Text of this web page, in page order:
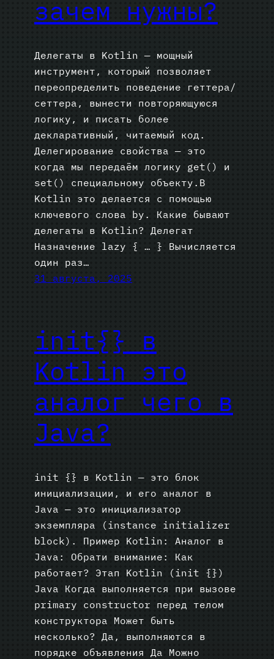
зачем нужны?
Делегаты в Kotlin — мощный
инструмент, который позволяет
переопределить поведение геттера/
сеттера, вынести повторяющуюся
логику, и писать более
декларативный, читаемый код.
Делегирование свойства — это
когда мы передаём логику get() и
set() специальному объекту.В
Kotlin это делается с помощью
ключевого слова by. Какие бывают
делегаты в Kotlin? Делегат
Назначение lazy { … } Вычисляется
один раз…
31 августа, 2025
init{} в
Kotlin это
аналог чего в
Java?
init {} в Kotlin — это блок
инициализации, и его аналог в
Java — это инициализатор
экземпляра (instance initializer
block). Пример Kotlin: Аналог в
Java: Обрати внимание: Как
работает? Этап Kotlin (init {})
Java Когда выполняется при вызове
primary constructor перед телом
конструктора Может быть
несколько? Да, выполняются в
порядке объявления Да Можно